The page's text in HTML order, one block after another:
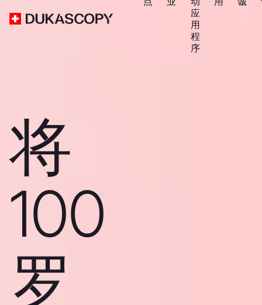
应
用
程
序
将
100
罗